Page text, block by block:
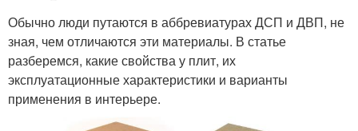
Обычно люди путаются в аббревиатурах ДСП и ДВП, не
зная, чем отличаются эти материалы. В статье
разберемся, какие свойства у плит, их
эксплуатационные характеристики и варианты
применения в интерьере.